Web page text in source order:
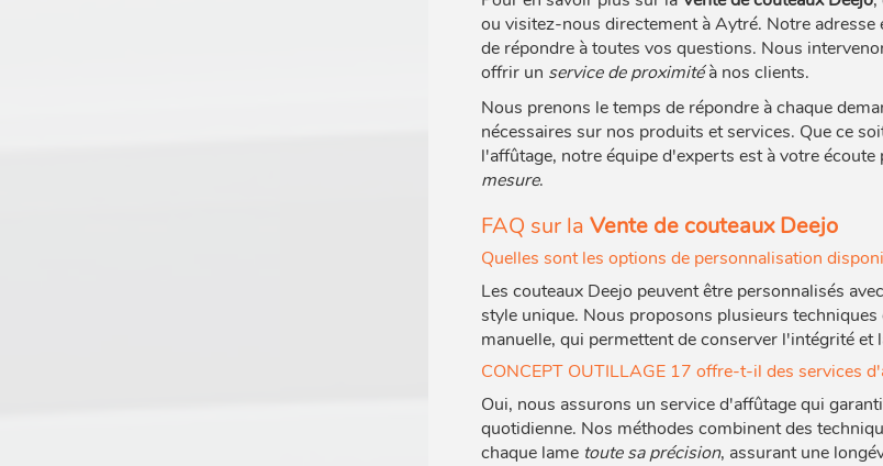
ou visitez-nous directement à Aytré. Notre
de répondre à toutes vos questions. Nous
offrir un service de proximitéà nos clients.
Nous prenons le temps de répondre à chaque
nécessaires sur nos produits et services. Que ce
l'affûtage, notre équipe d'experts est à votre
mesure.
FAQ sur la Vente de couteaux Deejo
Quelles sont les options de personnalisation
Les couteaux Deejo peuvent être personnalisés
style unique. Nous proposons plusieurs
manuelle, qui permettent de conserver l'intégrité
CONCEPT OUTILLAGE 17 offre-t-il des services
Oui, nous assurons un service d'affûtage qui
quotidienne. Nos méthodes combinent des
chaque lame toute sa précision, assurant une